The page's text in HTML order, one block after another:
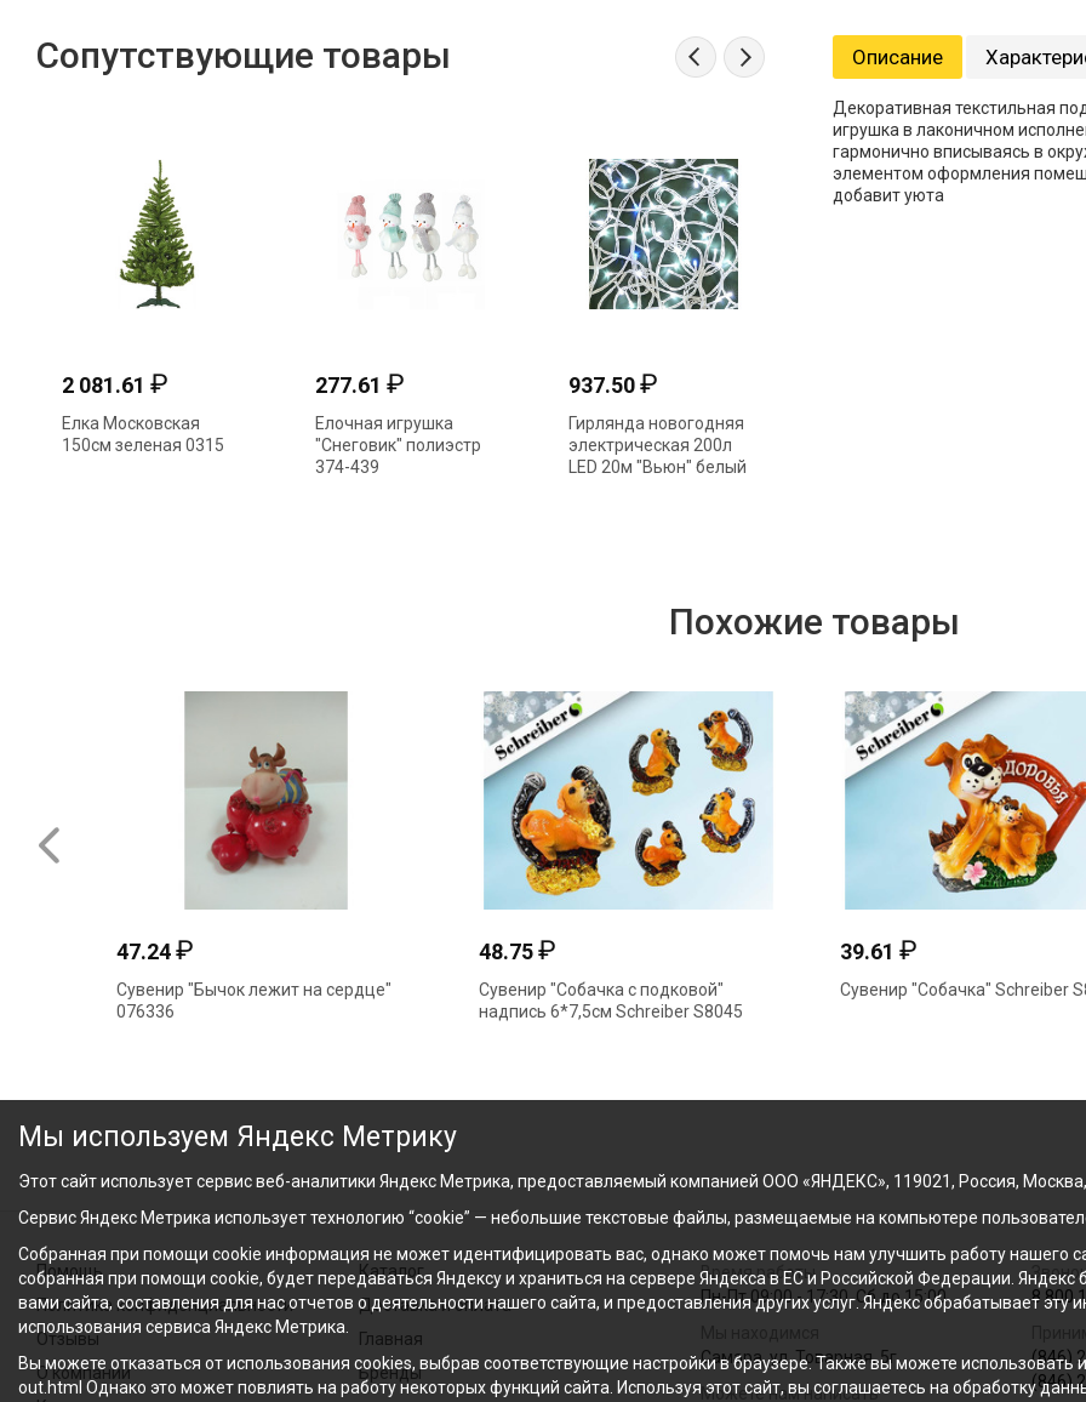
Сопутствующие товары
2 081.61 ₽
Елка Московская
150см зеленая 0315
277.61 ₽
Елочная игрушка
"Снеговик" полиэстр
374-439
937.50₽
Гирлянда новогодняя
электрическая 200л
LED 20м "Вьюн" белый
Описание
Декоративная текстильная
игрушка в лаконичном
гармонично вписываясь в
элементом оформления
добавит уюта
Похожие товары
47.24₽
Сувенир "Бычок лежит на сердце"
076336
48.75₽
Сувенир "Собачка с подковой"
надпись 6*7,5см Schreiber S8045
39.61 ₽
Сувенир "Собачка" Schreiber
Помощь
Политика конфиденциальности
Отзывы
О компании
Каталог
Доставка и оплата
Главная
Бренды
Время работы
Пн-Пт 09:00 - 17:30, Сб до 15:00
Самара, ул. Товарная, 5г
Можете нам написать
8 800
(846)
(846)
Мы используем Яндекс Метрику
Этот сайт использует сервис веб-аналитики Яндекс Метрика, предоставляемый компанией ООО «ЯНДЕКС», 119021, Россия,
Сервис Яндекс Метрика использует технологию “cookie” — небольшие текстовые файлы, размещаемые на компьютере
Собранная при помощи cookie информация не может идентифицировать вас, однако может помочь нам улучшить работу нашего
собранная при помощи cookie, будет передаваться Яндексу и храниться на сервере Яндекса в ЕС и Российской Федерации.
вами сайта, составления для нас отчетов о деятельности нашего сайта, и предоставления других услуг. Яндекс обрабатывает
использования сервиса Яндекс Метрика.
Вы можете отказаться от использования cookies, выбрав соответствующие настройки в браузере. Также вы можете
out.html Однако это может повлиять на работу некоторых функций сайта. Используя этот сайт, вы соглашаетесь на обработку